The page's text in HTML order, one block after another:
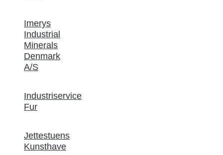
Imerys
Industrial
Minerals
Denmark
A/S
Industriservice
Fur
Jettestuens
Kunsthave